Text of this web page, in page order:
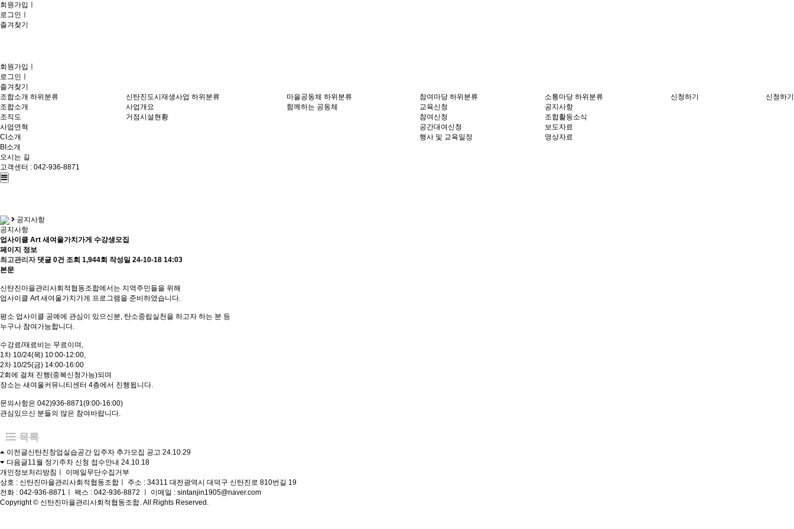
회원가입
로그인
즐겨찾기
회원가입
로그인
즐겨찾기
조합소개 하위분류
조합소개
조직도
사업연혁
CI소개
BI소개
오시는 길
신탄진도시재생사업 하위분류
사업개요
거점시설현황
마을공동체 하위분류
함께하는 공동체
참여마당 하위분류
교육신청
참여신청
공간대여신청
행사 및 교육일정
소통마당 하위분류
공지사항
조합활동소식
보도자료
영상자료
신청하기 신청하기
고객센터 : 042-936-8871
공지사항
공지사항
업사이클 Art 새여울가치가게 수강생모집
페이지 정보
최고관리자 댓글 0건 조회 1,944회 작성일 24-10-18 14:03
본문
신탄진마을관리사회적협동조합에서는 지역주민들을 위해
업사이클 Art 새여울가치가게 프로그램을 준비하였습니다.
평소 업사이클 공예에 관심이 있으신분, 탄소중립실천을 하고자 하는 분 등
누구나 참여가능합니다.
수강료/재료비는 무료이며,
1차 10/24(목) 10:00-12:00,
2차 10/25(금) 14:00-16:00
2회에 걸쳐 진행(중복신청가능)되며
장소는 새여울커뮤니티센터 4층에서 진행됩니다.
문의사항은 042)936-8871(9:00-16:00)
관심있으신 분들의 많은 참여바랍니다.
목록
이전글신탄진창업실습공간 입주자 추가모집 공고 24.10.29
다음글11월 정기주차 신청 접수안내 24.10.18
개인정보처리방침
이메일무단수집거부
상호 : 신탄진마을관리사회적협동조합
주소 : 34311 대전광역시 대덕구 신탄진로 810번길 19
전화 : 042-936-8871
팩스 : 042-936-8872
이메일 : sintanjin1905@naver.com
Copyright © 신탄진마을관리사회적협동조합. All Rights Reserved.